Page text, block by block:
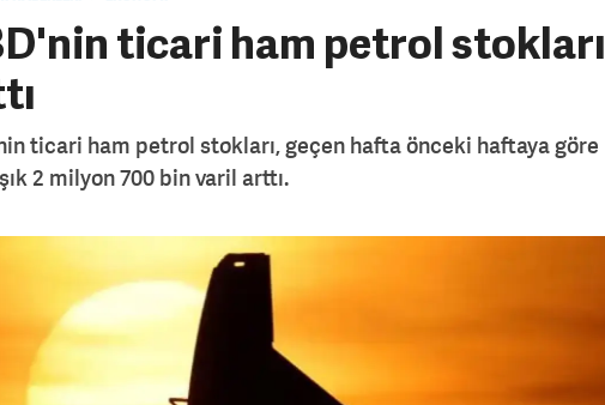
ticari ham petrol stokları
ticari ham petrol stokları, geçen hafta önceki haftaya göre
2 milyon 700 bin varil arttı.